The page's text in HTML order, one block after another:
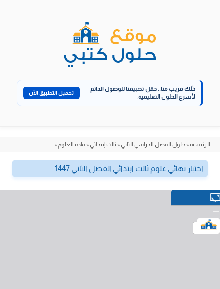
خلّك قريب منا.. حمّل تطبيقنا للوصول الدائم
لأسرع الحلول التعليمية.
تحميل التطبيق الآن
الرئيسية»حلول الفصل الدراسي الثاني» ثالث إبتدائي» مادة العلوم »
اختبار نهائي علوم ثالث ابتدائي الفصل الثاني 1447